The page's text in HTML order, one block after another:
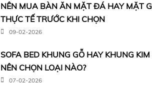
NÊN MUA BÀN ĂN MẶT ĐÁ HAY MẶT
THỰC TẾ TRƯỚC KHI CHỌN
09-02-2026
SOFA BED KHUNG GỖ HAY KHUNG
NÊN CHỌN LOẠI NÀO?
07-02-2026